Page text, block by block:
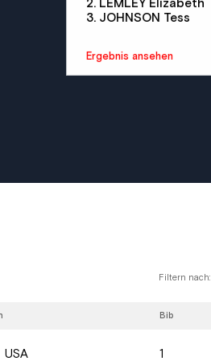
2. LEMLEY Elizabeth
3. JOHNSON Tess
Ergebnis ansehen
Filtern nach:
Bib
USA 1